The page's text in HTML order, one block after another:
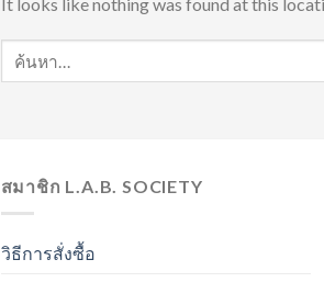
สมาชิก L.A.B. SOCIETY
วิธีการสั่งซื้อ